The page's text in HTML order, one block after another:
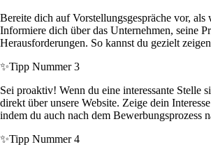
Bereite dich auf Vorstellungsgespräche vor, als
Informiere dich über das Unternehmen, seine
Herausforderungen. So kannst du gezielt
✨Tipp Nummer 3
Sei proaktiv! Wenn du eine interessante Stelle
direkt über unsere Website. Zeige dein
indem du auch nach dem Bewerbungsprozess
✨Tipp Nummer 4